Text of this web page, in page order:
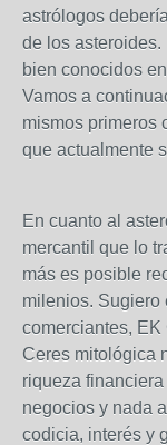
astrólogos
de los asteroides.
bien conocidos
Vamos a
mismos primeros
que actualmente
En cuanto al
mercantil que lo
más es posible
milenios. Sugiero
comerciantes,
Ceres mitológica
riqueza
negocios y nada
codicia, interés y